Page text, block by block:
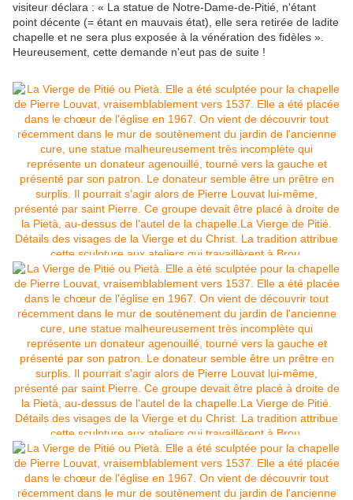
visiteur déclara : « La statue de Notre-Dame-de-Pitié, n'étant
point décente (= étant en mauvais état), elle sera retirée de ladite
chapelle et ne sera plus exposée à la vénération des fidèles ».
Heureusement, cette demande n'eut pas de suite !